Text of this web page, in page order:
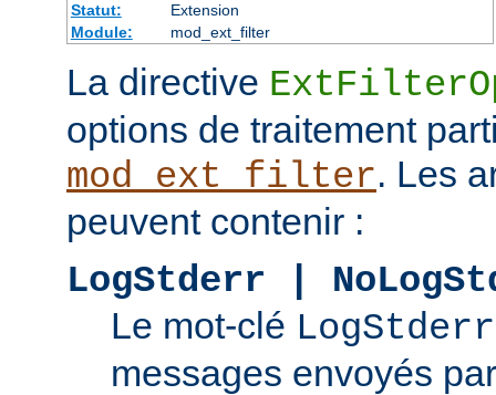
Statut:
Extension
Module:
mod_ext_filter
La directive
options de traitement
mod_ext_filter. Les
peuvent contenir :
LogStderr |
Le mot-clé LogStderr
messages envoyés